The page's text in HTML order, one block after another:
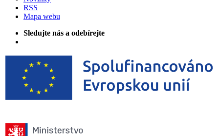
RSS
Mapa webu
Sledujte nás a odebírejte